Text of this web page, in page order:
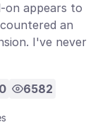
on appears to
an
I've never
6582